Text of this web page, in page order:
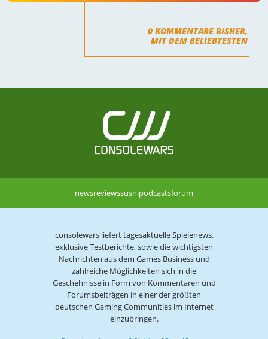
0 KOMMENTARE BISHER,
MIT DEM BELIEBTESTEN
newsreviewssushipodcastsforum
consolewars liefert tagesaktuelle Spielenews,
exklusive Testberichte, sowie die wichtigsten
Nachrichten aus dem Games Business und
zahlreiche Möglichkeiten sich in die
Geschehnisse in Form von Kommentaren und
Forumsbeiträgen in einer der größten
deutschen Gaming Communities im Internet
einzubringen.